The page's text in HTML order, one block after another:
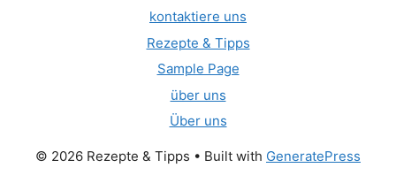
kontaktiere uns
Rezepte & Tipps
Sample Page
über uns
Über uns
© 2026 Rezepte & Tipps • Built with GeneratePress